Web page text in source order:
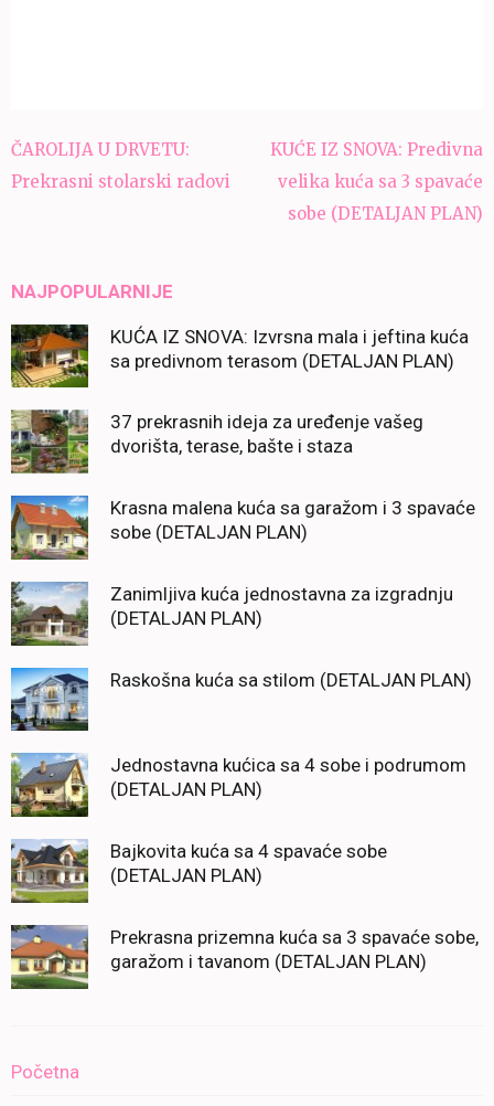
Navigacija
članaka
ČAROLIJA U DRVETU:
Prekrasni stolarski radovi
KUĆE IZ SNOVA: Predivna
velika kuća sa 3 spavaće
sobe (DETALJAN PLAN)
NAJPOPULARNIJE
KUĆA IZ SNOVA: Izvrsna mala i jeftina kuća
sa predivnom terasom (DETALJAN PLAN)
37 prekrasnih ideja za uređenje vašeg
dvorišta, terase, bašte i staza
Krasna malena kuća sa garažom i 3 spavaće
sobe (DETALJAN PLAN)
Zanimljiva kuća jednostavna za izgradnju
(DETALJAN PLAN)
Raskošna kuća sa stilom (DETALJAN PLAN)
Jednostavna kućica sa 4 sobe i podrumom
(DETALJAN PLAN)
Bajkovita kuća sa 4 spavaće sobe
(DETALJAN PLAN)
Prekrasna prizemna kuća sa 3 spavaće sobe,
garažom i tavanom (DETALJAN PLAN)
Početna